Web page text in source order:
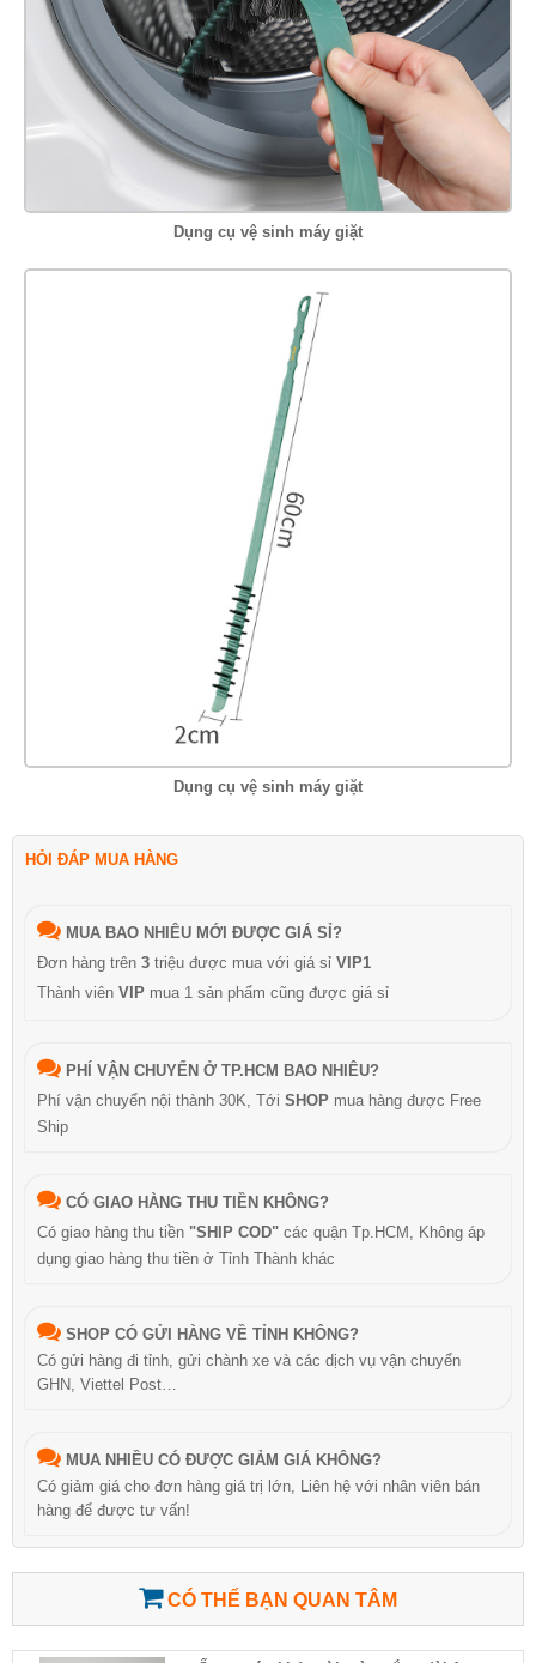
Dụng cụ vệ sinh máy giặt
Dụng cụ vệ sinh máy giặt
HỎI ĐÁP MUA HÀNG
MUA BAO NHIÊU MỚI ĐƯỢC GIÁ SỈ?
Đơn hàng trên 3 triệu được mua với giá sỉ VIP1
Thành viên VIP mua 1 sản phẩm cũng được giá sỉ
PHÍ VẬN CHUYỂN Ở TP.HCM BAO NHIÊU?
Phí vận chuyển nội thành 30K, Tới SHOP mua hàng được Free
Ship
CÓ GIAO HÀNG THU TIỀN KHÔNG?
Có giao hàng thu tiền "SHIP COD" các quận Tp.HCM, Không áp
dụng giao hàng thu tiền ở Tỉnh Thành khác
SHOP CÓ GỬI HÀNG VỀ TỈNH KHÔNG?
Có gửi hàng đi tỉnh, gửi chành xe và các dịch vụ vận chuyển
GHN, Viettel Post…
MUA NHIỀU CÓ ĐƯỢC GIẢM GIÁ KHÔNG?
Có giảm giá cho đơn hàng giá trị lớn, Liên hệ với nhân viên bán
hàng để được tư vấn!
CÓ THỂ BẠN QUAN TÂM